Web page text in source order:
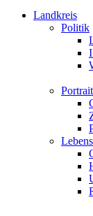
Landkreis
Politik
Portrait